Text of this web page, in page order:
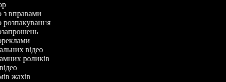
з вправами
розпакування
відео
роликів
жахів